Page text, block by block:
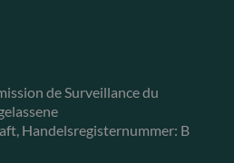
de Surveillance du
Handelsregisternummer: B